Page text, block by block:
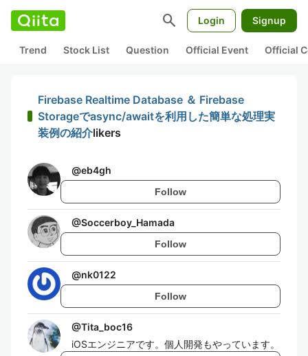
search Login Signup
Trend Stock List Question Official Event Official
Firebase Realtime Database ＆ Firebase
Storageでasync/awaitを利用した簡単な処理実
装例の紹介likers
@eb4gh
Follow
@Soccerboy_Hamada
Follow
@nk0122
Follow
@Tita_boc16
iOSエンジニアです。個人開発もやっています。